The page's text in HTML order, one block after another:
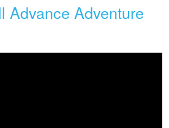
Advance Adventure